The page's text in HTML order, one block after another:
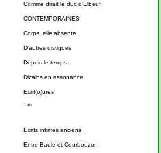
Comme dirait le duc d'Elbeuf
CONTEMPORAINES
Corps, elle absente
D'autres distiques
Depuis le temps...
Dizains en assonance
Ecrit(o)ures
Juin
Ecrits intimes anciens
Entre Baule et Courbouzon